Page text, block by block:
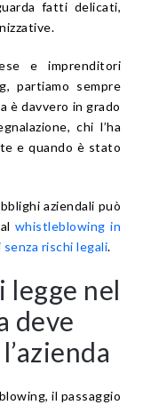
fatti delicati,
e imprenditori
partiamo sempre
è davvero in grado
chi l’ha
e quando è stato
aziendali può
whistleblowing in
rischi legali.
nel
deve
il passaggio